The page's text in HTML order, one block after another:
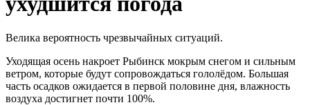
Велика вероятность чрезвычайных ситуаций.
Уходящая осень накроет Рыбинск мокрым снегом и сильным
ветром, которые будут сопровождаться гололёдом. Большая
часть осадков ожидается в первой половине дня, влажность
воздуха достигнет почти 100%.